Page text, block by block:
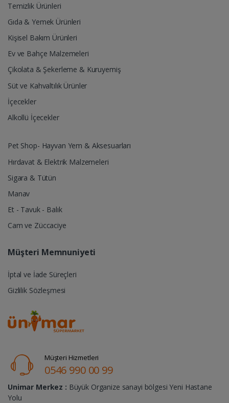
Temizlik Ürünleri
Gıda & Yemek Ürünleri
Kişisel Bakım Ürünleri
Ev ve Bahçe Malzemeleri
Çikolata & Şekerleme & Kuruyemiş
Süt ve Kahvaltılık Ürünler
İçecekler
Alkollü İçecekler
Pet Shop- Hayvan Yem & Aksesuarları
Hırdavat & Elektrik Malzemeleri
Sigara & Tütün
Manav
Et - Tavuk - Balık
Cam ve Züccaciye
Müşteri Memnuniyeti
İptal ve İade Süreçleri
Gizlilik Sözleşmesi
Müşteri Hizmetleri
0546 990 00 99
Unimar Merkez : Büyük Organize sanayi bölgesi Yeni Hastane
Yolu